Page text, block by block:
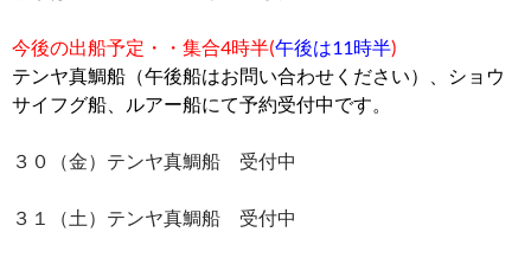
今後の出船予定・・ 集合4時半(午後は11時半)
テンヤ真鯛船（午後船はお問い合わせください）、ショウ
サイフグ船、ルアー船にて予約受付中です。
３０（金）テンヤ真鯛船 受付中
３１（土）テンヤ真鯛船 受付中